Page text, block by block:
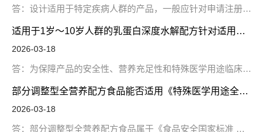
答：设计适用于特定疾病人群的产品，一般应针对申请注册产品开展临床试验。
适用于1岁～10岁人群的乳蛋白深度水解配方针对适用的特殊医学状况人群方面应提供哪些材料？
2026-03-18
答：为保障产品的安全性、营养充足性和特殊医学用途临床效果，适用于1岁～10岁食物蛋白过敏人群的乳蛋白深度水解配方，一般应提供申请注册产品或所使用水解蛋白针对适用人群的临床试验材料；适用于1岁～10岁胃肠道功能障碍人群的乳蛋白深度水解配方，可从胃肠道功能症状改变等方面提供临床使用依据。
部分调整型全营养配方食品能否适用《特殊医学用途全营养配方食品注册指南》？
2026-03-18
答：部分调整型全营养配方食品属于《食品安全国家标准 特殊医学用途配方食品通则》（GB 29922-2025）中新增的类别，不能适用《特殊医学用途全营养配方食品注册指南》。